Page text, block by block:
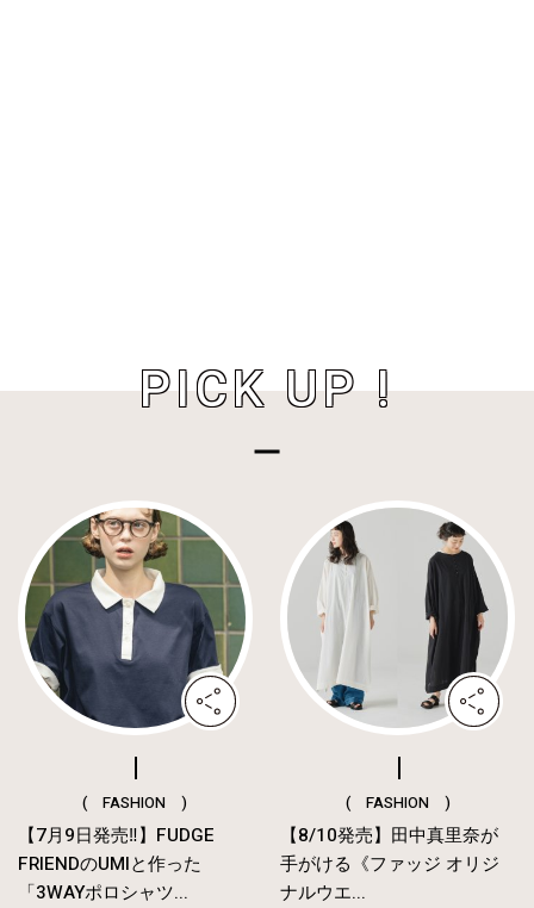
PICK UP !
( FASHION )
【7月9日発売‼︎】FUDGE
FRIENDのUMIと作った
「3WAYポロシャツ...
( FASHION )
【8/10発売】田中真里奈が
手がける《ファッジ オリジ
ナルウエ...